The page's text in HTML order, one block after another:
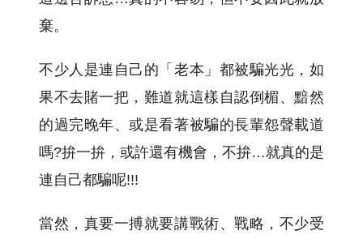
棄。
不少人是連自己的「老本」都被騙光光，如
果不去賭一把，難道就這樣自認倒楣、黯然
的過完晚年、或是看著被騙的長輩怨聲載道
嗎?拚一拚，或許還有機會，不拚…就真的是
連自己都騙呢!!!
當然，真要一搏就要講戰術、戰略，不少受